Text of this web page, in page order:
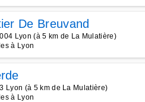
De Breuvand
Lyon (à 5 km de La Mulatière)
à Lyon
Lyon (à 5 km de La Mulatière)
à Lyon